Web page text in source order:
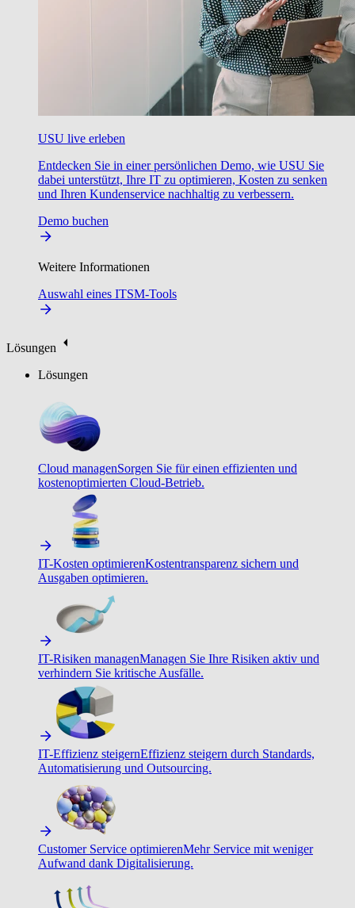
USU live erleben
Entdecken Sie in einer persönlichen Demo, wie USU Sie
dabei unterstützt, Ihre IT zu optimieren, Kosten zu senken
und Ihren Kundenservice nachhaltig zu verbessern.
Demo buchen
Weitere Informationen
Auswahl eines ITSM-Tools
Lösungen
Lösungen
Cloud managenSorgen Sie für einen effizienten und
kostenoptimierten Cloud-Betrieb.
IT-Kosten optimierenKostentransparenz sichern und
Ausgaben optimieren.
IT-Risiken managenManagen Sie Ihre Risiken aktiv und
verhindern Sie kritische Ausfälle.
IT-Effizienz steigernEffizienz steigern durch Standards,
Automatisierung und Outsourcing.
Customer Service optimierenMehr Service mit weniger
Aufwand dank Digitalisierung.